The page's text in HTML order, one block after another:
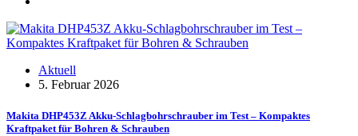
Aktuell
5. Februar 2026
Makita DHP453Z Akku-Schlagbohrschrauber im Test – Kompaktes
Kraftpaket für Bohren & Schrauben